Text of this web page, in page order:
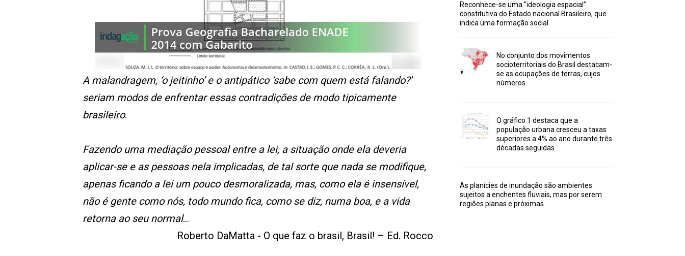
A malandragem, ‘o jeitinho’ e o antipático ‘sabe com quem está falando?’
seriam modos de enfrentar essas contradições de modo tipicamente
brasileiro.
Fazendo uma mediação pessoal entre a lei, a situação onde ela deveria
aplicar-se e as pessoas nela implicadas, de tal sorte que nada se modifique,
apenas ficando a lei um pouco desmoralizada, mas, como ela é insensível,
não é gente como nós, todo mundo fica, como se diz, numa boa, e a vida
retorna ao seu normal...
Roberto DaMatta - O que faz o brasil, Brasil! – Ed. Rocco
Reconhece-se uma “ideologia espacial”
constitutiva do Estado nacional Brasileiro, que
indica uma formação social
No conjunto dos movimentos
socioterritoriais do Brasil destacam-
se as ocupações de terras, cujos
números
O gráfico 1 destaca que a
população urbana cresceu a taxas
superiores a 4% ao ano durante três
décadas seguidas
As planícies de inundação são ambientes
sujeitos a enchentes fluviais, mas por serem
regiões planas e próximas